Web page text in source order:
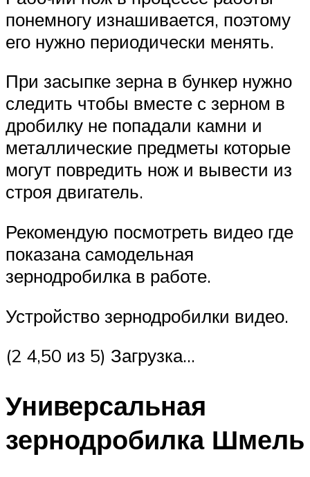
понемногу изнашивается, поэтому
его нужно периодически менять.
При засыпке зерна в бункер нужно
следить чтобы вместе с зерном в
дробилку не попадали камни и
металлические предметы которые
могут повредить нож и вывести из
строя двигатель.
Рекомендую посмотреть видео где
показана самодельная
зернодробилка в работе.
Устройство зернодробилки видео.
(2 4,50 из 5) Загрузка…
Универсальная
зернодробилка Шмель